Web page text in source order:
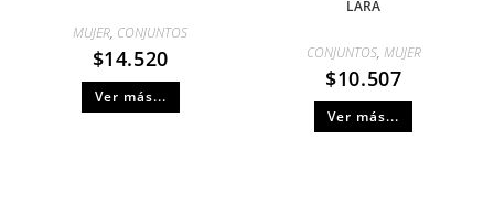
MUJER, CONJUNTOS
$14.520
Ver más...
LARA
CONJUNTOS, MUJER
$10.507
Ver más...